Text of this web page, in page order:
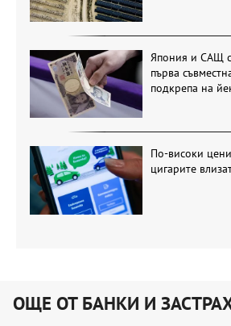
Япония и САЩ
първа
подкрепа на
По-високи
цигарите
ОЩЕ ОТ БАНКИ И